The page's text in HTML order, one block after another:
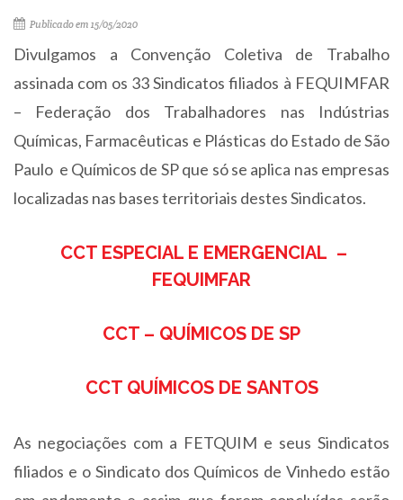
Publicado em 15/05/2020
Divulgamos a Convenção Coletiva de Trabalho
assinada com os 33 Sindicatos filiados à FEQUIMFAR
– Federação dos Trabalhadores nas Indústrias
Químicas, Farmacêuticas e Plásticas do Estado de São
Paulo e Químicos de SP que só se aplica nas empresas
localizadas nas bases territoriais destes Sindicatos.
CCT ESPECIAL E EMERGENCIAL –
FEQUIMFAR
CCT – QUÍMICOS DE SP
CCT QUÍMICOS DE SANTOS
As negociações com a FETQUIM e seus Sindicatos
filiados e o Sindicato dos Químicos de Vinhedo estão